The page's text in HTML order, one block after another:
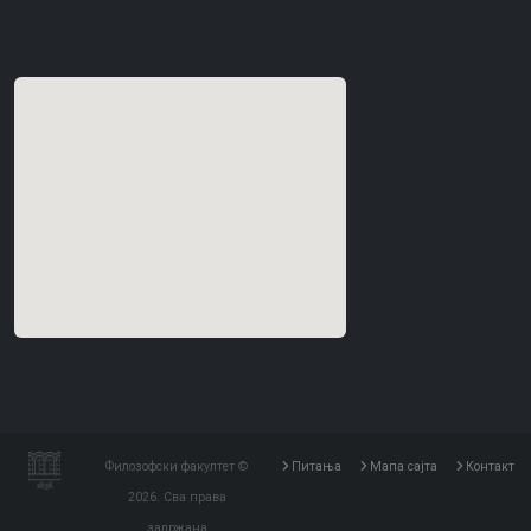
Филозофски факултет ©
2026. Сва права
Питања Мапа сајта Контакт